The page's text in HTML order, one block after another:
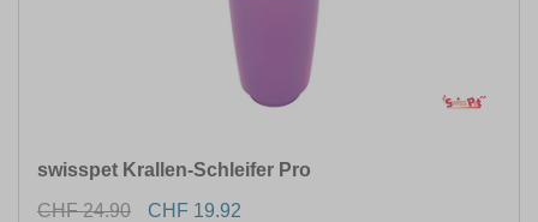
swisspet Krallen-Schleifer Pro
CHF 24.90
CHF 19.92